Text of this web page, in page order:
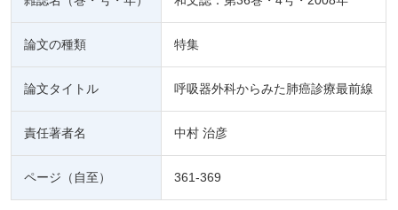
論文の種類 特集
論文タイトル 呼吸器外科からみた肺癌診療最前線
責任著者名 中村 治彦
ページ（自至） 361-369